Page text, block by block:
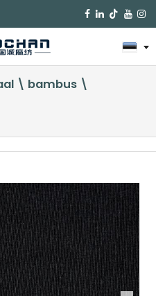

\ bambus \